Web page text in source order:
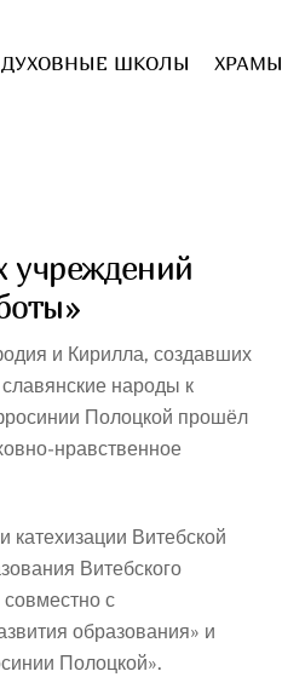
ДУХОВНЫЕ ШКОЛЫ ХРАМЫ
учреждений
и Кирилла, создавших
народы к
Полоцкой прошёл
нравственное
катехизации Витебской
Витебского
с
образования» и
Полоцкой».